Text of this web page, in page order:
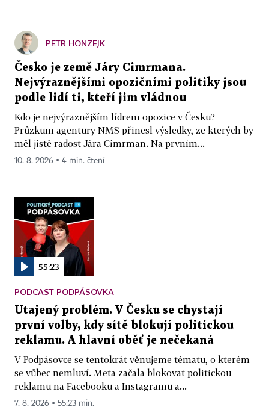
PETR HONZEJK
Česko je země Járy Cimrmana.
Nejvýraznějšími opozičními politiky jsou
podle lidí ti, kteří jim vládnou
Kdo je nejvýraznějším lídrem opozice v Česku?
Průzkum agentury NMS přinesl výsledky, ze kterých by
měl jistě radost Jára Cimrman. Na prvním...
10. 8. 2026 ▪ 4 min. čtení
55:23
PODCAST PODPÁSOVKA
Utajený problém. V Česku se chystají
první volby, kdy sítě blokují politickou
reklamu. A hlavní oběť je nečekaná
V Podpásovce se tentokrát věnujeme tématu, o kterém
se vůbec nemluví. Meta začala blokovat politickou
reklamu na Facebooku a Instagramu a...
7. 8. 2026 ▪ 55:23 min.